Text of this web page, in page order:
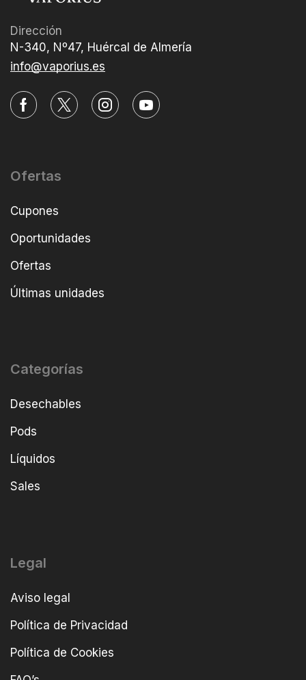
Dirección
N-340, Nº47, Huércal de Almería
info@vaporius.es
Ofertas
Cupones
Oportunidades
Ofertas
Últimas unidades
Categorías
Desechables
Pods
Líquidos
Sales
Legal
Aviso legal
Política de Privacidad
Política de Cookies